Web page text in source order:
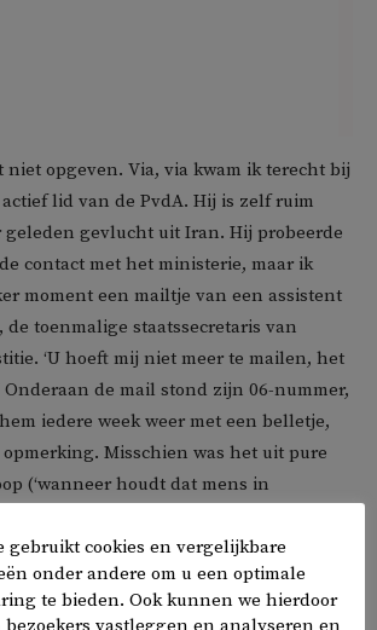
niet opgeven. Via, via kwam ik terecht bij
lid van de PvdA. Hij is zelf ruim
gevlucht uit Iran. Hij probeerde
contact met het ministerie, maar ik
moment een mailtje van een assistent
de toenmalige staatssecretaris van
‘U hoeft mij niet meer te mailen, het
Onderaan de mail stond zijn 06-nummer,
iedere week weer met een belletje,
Misschien was het uit pure
(‘wanneer houdt dat mens in
bevoegdheid van de minister,
in zekere mate de vrijheid heeft om
naar eigen inzicht te beslissen. ‘Maar
gebruikt cookies en vergelijkbare
onder andere om u een optimale
te bieden. Ook kunnen we hierdoor